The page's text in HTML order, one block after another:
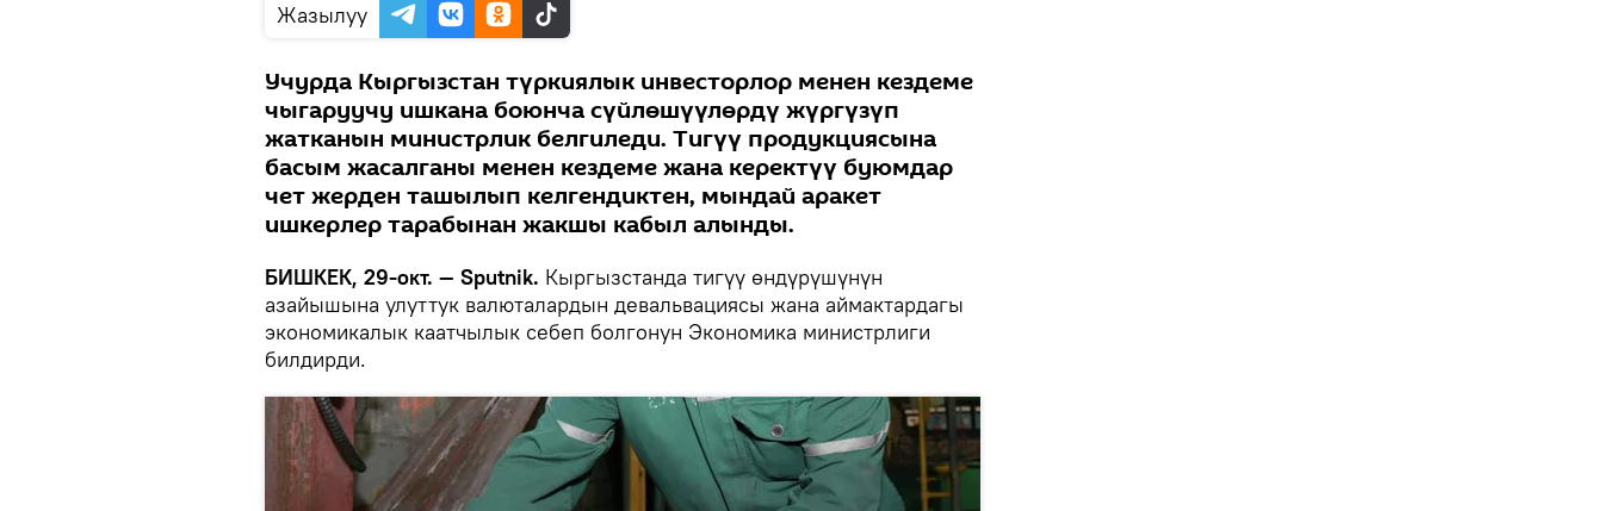
Жазылуу
Учурда Кыргызстан түркиялык инвесторлор менен кездеме
чыгаруучу ишкана боюнча сүйлөшүүлөрдү жүргүзүп
жатканын министрлик белгиледи. Тигүү продукциясына
басым жасалганы менен кездеме жана керектүү буюмдар
чет жерден ташылып келгендиктен, мындай аракет
ишкерлер тарабынан жакшы кабыл алынды.
БИШКЕК, 29-окт. — Sputnik. Кыргызстанда тигүү өндүрүшүнүн
азайышына улуттук валюталардын девальвациясы жана аймактардагы
экономикалык каатчылык себеп болгонун Экономика министрлиги
билдирди.